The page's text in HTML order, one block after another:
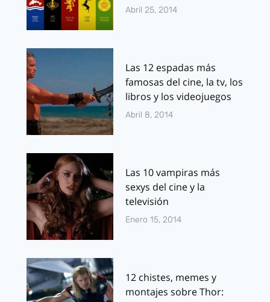
Abril 25, 2014
Las 12 espadas más
famosas del cine, la tv, los
libros y los videojuegos
Abril 8, 2014
Las 10 vampiras más
sexys del cine y la
televisión
Enero 15, 2014
12 chistes, memes y
montajes sobre Thor: